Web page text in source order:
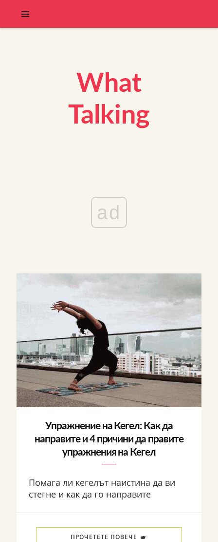
What
Talking
ad
Упражнение на Кегел: Как да
направите и 4 причини да правите
упражнения на Кегел
Помага ли кегелът наистина да ви
стегне и как да го направите
ПРОЧЕТЕТЕ ПОВЕЧЕ